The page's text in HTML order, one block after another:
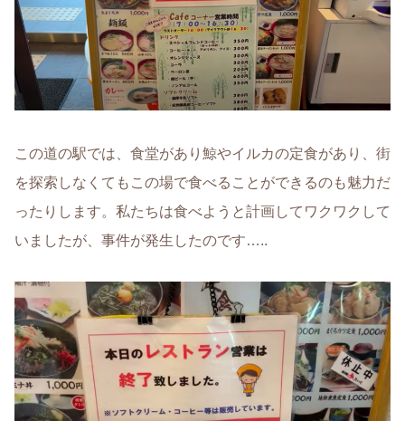
この道の駅では、食堂があり鯨やイルカの定食があり、街
を探索しなくてもこの場で食べることができるのも魅力だ
ったりします。私たちは食べようと計画してワクワクして
いましたが、事件が発生したのです…..